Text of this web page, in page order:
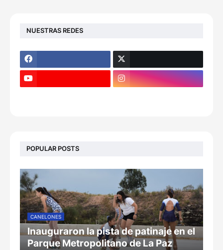
NUESTRAS REDES
POPULAR POSTS
CANELONES
Inauguraron la pista de patinaje en el
Parque Metropolitano de La Paz